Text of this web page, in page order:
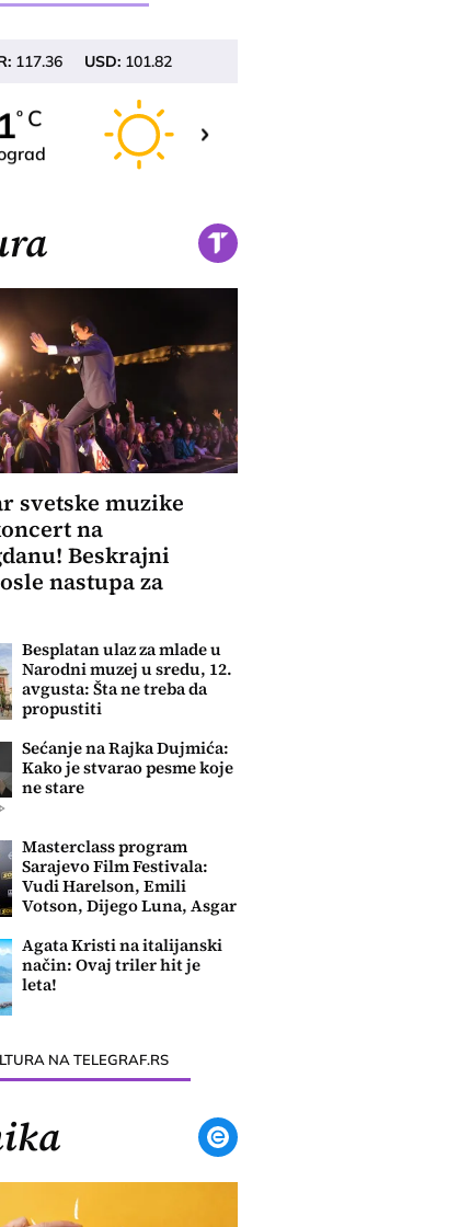
117.36 USD: 101.82
o C
svetske muzike
na
Beskrajni
nastupa za
Besplatan ulaz za mlade u
Narodni muzej u sredu, 12.
avgusta: Šta ne treba da
propustiti
Sećanje na Rajka Dujmića:
Kako je stvarao pesme koje
ne stare
Masterclass program
Sarajevo Film Festivala:
Vudi Harelson, Emili
Votson, Dijego Luna, Asgar
Agata Kristi na italijanski
način: Ovaj triler hit je
leta!
NA TELEGRAF.RS